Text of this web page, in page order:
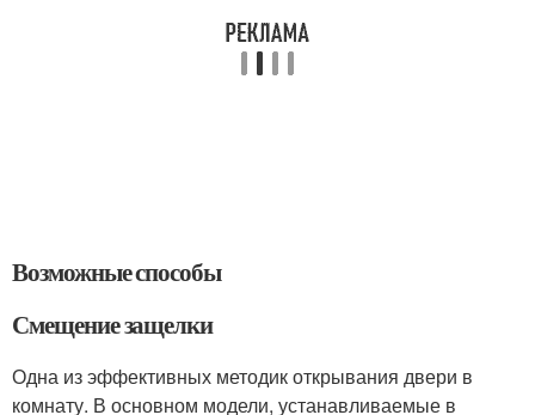
Возможные способы
Смещение защелки
Одна из эффективных методик открывания двери в
комнату. В основном модели, устанавливаемые в